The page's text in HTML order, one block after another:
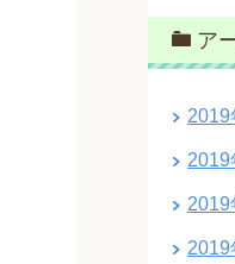
ア
2019
2019
2019
2019